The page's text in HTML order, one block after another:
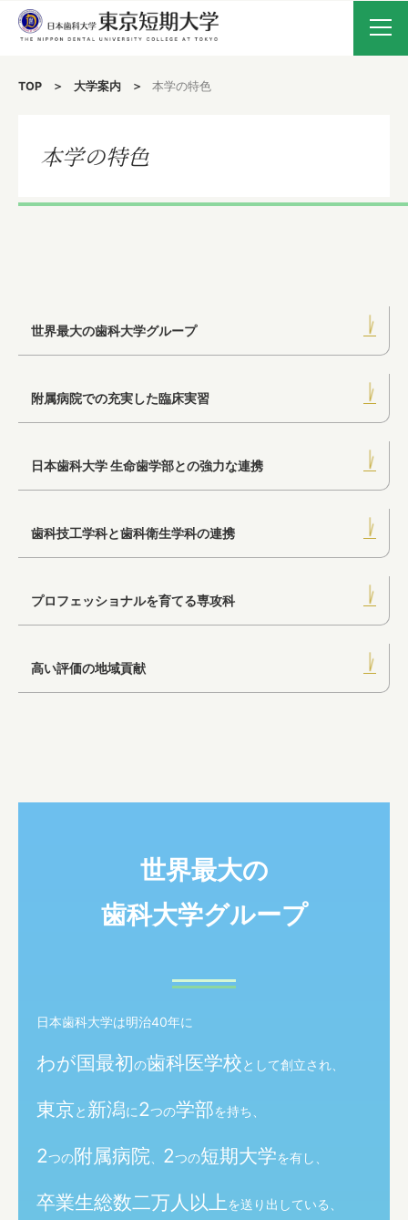
受験生の方へ
卒業生の方へ
歯科衛生学科
専攻科
キャンパスライフ
就職・進学
TOP 大学案内 本学の特色
本学の特色
世界最大の歯科大学グループ
附属病院での充実した臨床実習
日本歯科大学 生命歯学部との強力な連携
歯科技工学科と歯科衛生学科の連携
プロフェッショナルを育てる専攻科
高い評価の地域貢献
世界最大の
歯科大学グループ
日本歯科大学は明治40年に
わが国最初の歯科医学校として創立され、
東京と 新潟に2つの学部を持ち、
2つの附属病院 2つの短期大学を有し、
卒業生総数二万人以上を送り出している、